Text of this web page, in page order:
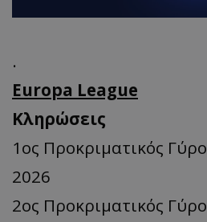
.
Europa League
Κληρώσεις
1ος Προκριματικός
2026
2ος Προκριματικός